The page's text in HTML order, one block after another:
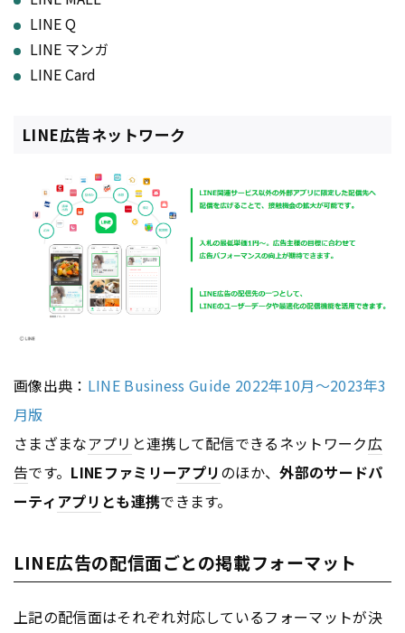
LINE Q
LINE マンガ
LINE Card
LINE広告ネットワーク
画像出典： LINE Business Guide 2022年10月～2023年3
月版
さまざまなアプリ と連携して配信できるネットワーク広
告です。 LINEファミリーアプリのほか、外部のサードパ
ーティ アプリ とも連携できます。
LINE広告の配信面ごとの掲載フォーマット
上記の配信面はそれぞれ対応しているフォーマットが決